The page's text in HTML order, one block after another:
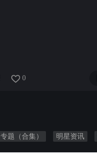
0
专题（合集） 明星资讯